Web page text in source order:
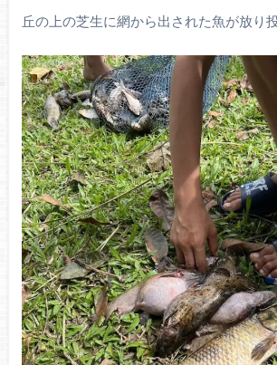
丘の上の芝生に網から出された魚が放り